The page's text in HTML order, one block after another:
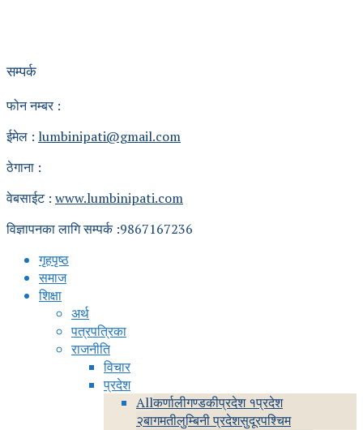
सम्पर्क
फोन नम्बर :
ईमेल : lumbinipati@gmail.com
ठेगाना :
वेबसाईट : www.lumbinipati.com
विज्ञापनका लागि सम्पर्क :9867167236
गृहपृष्ठ
समाज
शिक्षा
अर्थ
पत्रपत्रिका
राजनीति
विचार
प्रदेश
Allकर्णालीगण्डकीप्रदेश १प्रदेश
२बागमतीलुम्बिनी प्रदेशसुदूरपश्चिम